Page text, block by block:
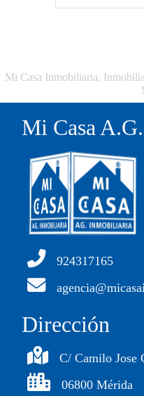
Mi Casa Inmobiliaria,
Mi Casa
924317165
Dirección
C/ Camilo Jose
06800 Mérida